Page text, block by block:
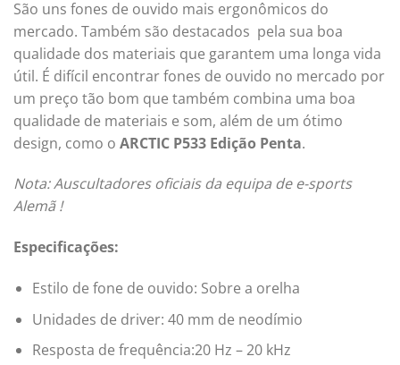
São uns fones de ouvido mais ergonômicos do
mercado. Também são destacados pela sua boa
qualidade dos materiais que garantem uma longa vida
útil. É difícil encontrar fones de ouvido no mercado por
um preço tão bom que também combina uma boa
qualidade de materiais e som, além de um ótimo
design, como o ARCTIC P533 Edição Penta.
Nota: Auscultadores oficiais da equipa de e-sports
Alemã !
Especificações:
Estilo de fone de ouvido: Sobre a orelha
Unidades de driver: 40 mm de neodímio
Resposta de frequência:20 Hz – 20 kHz